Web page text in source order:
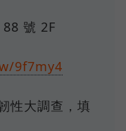
號 2F
9f7my4
性大調查，填